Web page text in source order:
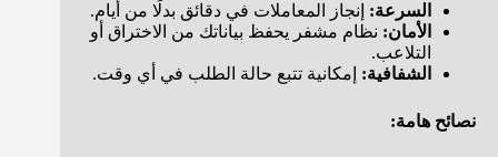
السرعة: إنجاز المعاملات في دقائق بدلًا من أيام.
الأمان: نظام مشفر يحفظ بياناتك من الاختراق أو
التلاعب.
الشفافية: إمكانية تتبع حالة الطلب في أي وقت.
نصائح هامة: